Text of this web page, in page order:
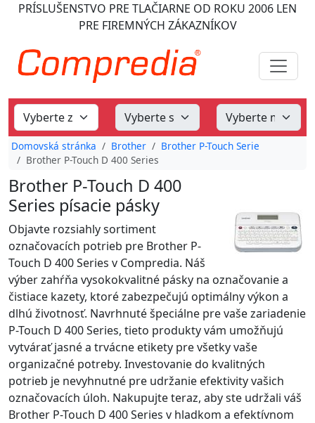
PRÍSLUŠENSTVO PRE TLAČIARNE OD ROKU 2006 LEN
PRE FIREMNÝCH ZÁKAZNÍKOV
Domovská stránka Brother
Brother P-Touch Serie
Brother P-Touch D 400 Series
Brother P-Touch D 400
Series písacie pásky
Objavte rozsiahly sortiment
označovacích potrieb pre Brother P-
Touch D 400 Series v Compredia. Náš
výber zahŕňa vysokokvalitné pásky na označovanie a
čistiace kazety, ktoré zabezpečujú optimálny výkon a
dlhú životnosť. Navrhnuté špeciálne pre vaše zariadenie
P-Touch D 400 Series, tieto produkty vám umožňujú
vytvárať jasné a trvácne etikety pre všetky vaše
organizačné potreby. Investovanie do kvalitných
potrieb je nevyhnutné pre udržanie efektivity vašich
označovacích úloh. Nakupujte teraz, aby ste udržali váš
Brother P-Touch D 400 Series v hladkom a efektívnom